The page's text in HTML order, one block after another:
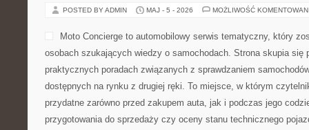
POSTED BY ADMIN MAJ - 5 - 2026 MOŻLIWOŚĆ
Moto Concierge to automobilowy serwis tematyczny, który
osobach szukających wiedzy o samochodach. Strona skupia się
praktycznych poradach związanych z sprawdzaniem
dostępnych na rynku z drugiej ręki. To miejsce, w którym
przydatne zarówno przed zakupem auta, jak i podczas jego
przygotowania do sprzedaży czy oceny stanu technicznego